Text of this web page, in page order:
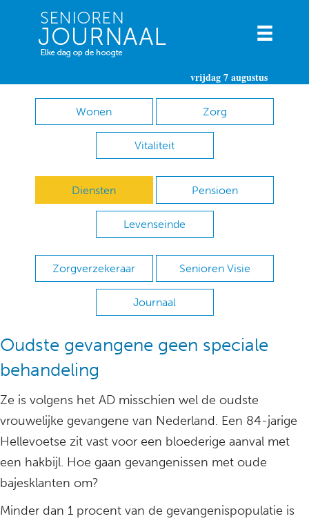
vrijdag 7 augustus
Wonen Zorg
Vitaliteit
Diensten Pensioen
Levenseinde
Zorgverzekeraar Senioren Visie
Journaal
Oudste gevangene geen speciale
behandeling
Ze is volgens het AD misschien wel de oudste
vrouwelijke gevangene van Nederland. Een 84-jarige
Hellevoetse zit vast voor een bloederige aanval met
een hakbijl. Hoe gaan gevangenissen met oude
bajesklanten om?
Minder dan 1 procent van de gevangenispopulatie is